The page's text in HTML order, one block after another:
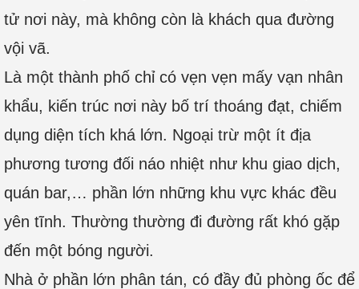
tử nơi này, mà không còn là khách qua đường
vội vã.
Là một thành phố chỉ có vẹn vẹn mấy vạn nhân
khẩu, kiến trúc nơi này bố trí thoáng đạt, chiếm
dụng diện tích khá lớn. Ngoại trừ một ít địa
phương tương đối náo nhiệt như khu giao dịch,
quán bar,… phần lớn những khu vực khác đều
yên tĩnh. Thường thường đi đường rất khó gặp
đến một bóng người.
Nhà ở phần lớn phân tán, có đầy đủ phòng ốc để